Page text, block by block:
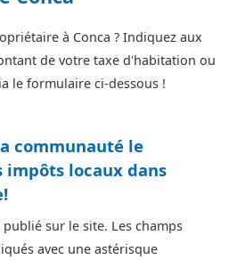
à Conca ? Indiquez aux
de votre taxe d'habitation ou
le formulaire ci-dessous !
communauté le
impôts locaux dans
sur le site. Les champs
avec une astérisque